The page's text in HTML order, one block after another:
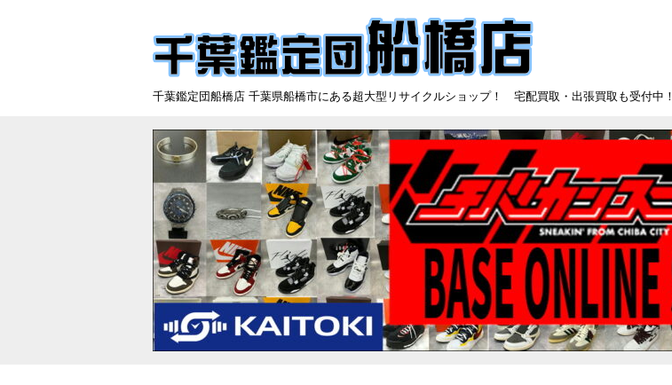
千葉鑑定団船橋店 千葉県船橋市にある超大型リサイクルショップ！ 宅配買取・出張買取も受付中！